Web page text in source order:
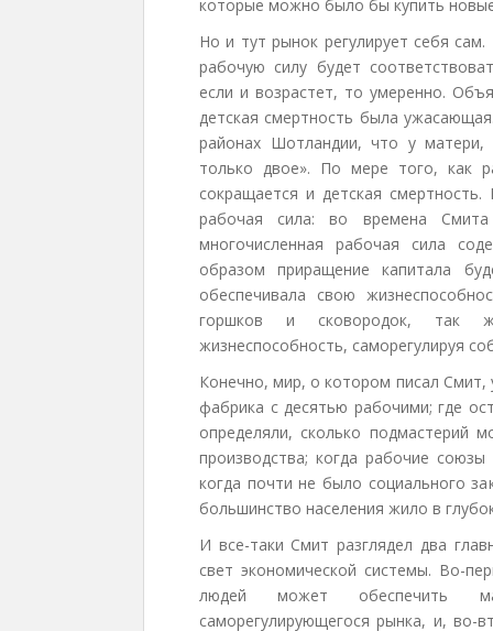
которые можно было бы купить
Но и тут рынок регулирует себя
рабочую силу будет
если и возрастет, то умеренно.
детская смертность была
районах Шотландии, что у
только двое». По мере того, как
сокращается и детская
рабочая сила: во времена
многочисленная рабочая сила
образом приращение капитала
обеспечивала свою
горшков и сковородок, так
жизнеспособность, саморегулируя
Конечно, мир, о котором писал Смит,
фабрика с десятью рабочими; где
определяли, сколько
производства; когда рабочие
когда почти не было социального
большинство населения жило в
И все-таки Смит разглядел два
свет экономической системы. Во-
людей может обеспечить
саморегулирующегося рынка, и, во-